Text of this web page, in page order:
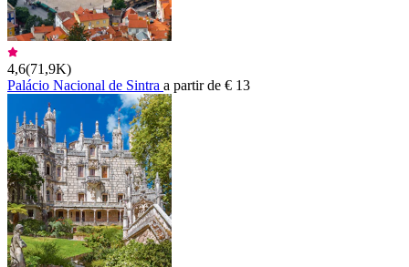
4,6(71,9K)
Palácio Nacional de Sintra a partir de € 13